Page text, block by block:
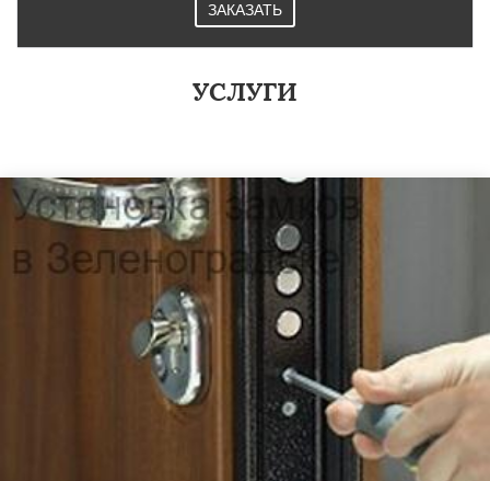
ЗАКАЗАТЬ
УСЛУГИ